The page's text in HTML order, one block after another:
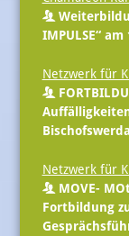
IMPULSE“
Netzwerk für
Bischofswerda
Netzwerk für
MOVE-
Fortbildung